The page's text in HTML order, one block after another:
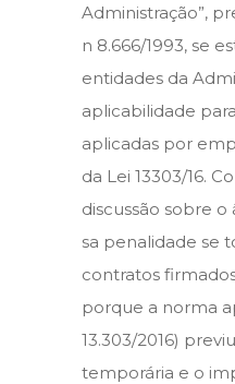
Administração”,
n 8.666/1993, se
entidades da
aplicabilidade
aplicadas por
da Lei 13303/16.
discussão sobre
sa penalidade se
contratos
porque a norma
13.303/2016)
temporária e o